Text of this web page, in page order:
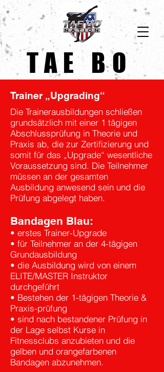
TAE BO
Trainer „Upgrading“
Die Trainerausbildungen schließen
grundsätzlich mit einer 1 tägigen
Abschlussprüfung in Theorie und
Praxis ab, die zur Zertifizierung und
somit für das „Upgrade“ wesentliche
Voraussetzung sind. Die Teilnehmer
müssen an der gesamten
Ausbildung anwesend sein und die
Prüfung abgelegt haben.
Bandagen Blau:
• erstes Trainer-Upgrade
• für Teilnehmer an der 4-tägigen
Grundausbildung
• die Ausbildung wird von einem
ELITE/MASTER Instruktor
durchgeführt
• Bestehen der 1-tägigen Theorie &
Praxis-prüfung
• sind nach bestandener Prüfung in
der Lage selbst Kurse in
Fitnessclubs anzubieten und die
gelben und orangefarbenen
Bandagen abzunehmen.